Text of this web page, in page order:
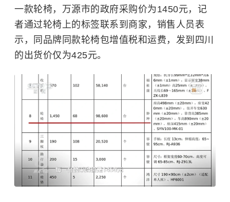
一款轮椅，万源市的政府采购价为1450元，记
者通过轮椅上的标签联系到商家，销售人员表
示，同品牌同款轮椅包增值税和运费，发到四川
的出货价仅为425元。